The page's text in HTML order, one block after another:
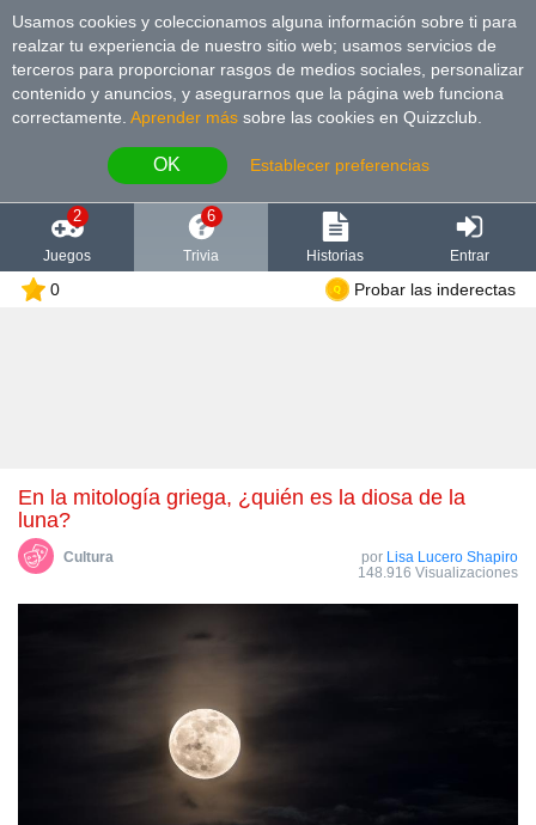
Usamos cookies y coleccionamos alguna información sobre ti para
realzar tu experiencia de nuestro sitio web; usamos servicios de
terceros para proporcionar rasgos de medios sociales, personalizar
contenido y anuncios, y asegurarnos que la página web funciona
correctamente. Aprender más sobre las cookies en Quizzclub.
OK Establecer preferencias
2
Juegos
6
Trivia Historias Entrar
0 Probar las inderectas
En la mitología griega, ¿quién es la diosa de la
luna?
Cultura por Lisa Lucero Shapiro
148.916 Visualizaciones